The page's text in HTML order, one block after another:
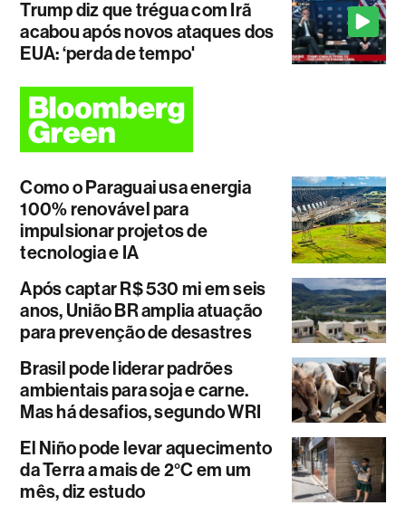
Trump diz que trégua com Irã
acabou após novos ataques dos
EUA: ‘perda de tempo'
Como o Paraguai usa energia
100% renovável para
impulsionar projetos de
tecnologia e IA
Após captar R$ 530 mi em seis
anos, União BR amplia atuação
para prevenção de desastres
Brasil pode liderar padrões
ambientais para soja e carne.
Mas há desafios, segundo WRI
El Niño pode levar aquecimento
da Terra a mais de 2°C em um
mês, diz estudo